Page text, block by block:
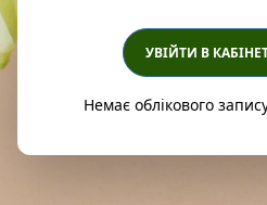
УВІЙТИ В
Немає облікового